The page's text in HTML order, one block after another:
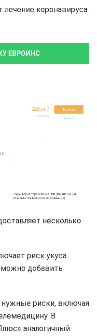
коронавируса.
ЕВРОИНС
несколько
риск укуса
можно добавить
риски, включая
В
аналогичный